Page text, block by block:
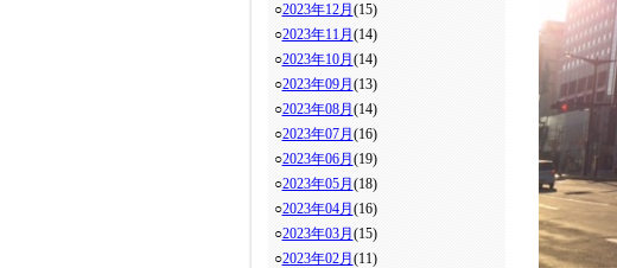
○2023年12月 (15)
○2023年11月 (14)
○2023年10月 (14)
○2023年09月 (13)
○2023年08月 (14)
○2023年07月 (16)
○2023年06月 (19)
○2023年05月 (18)
○2023年04月 (16)
○2023年03月 (15)
○2023年02月 (11)